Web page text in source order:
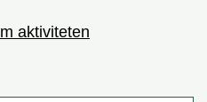
aktiviteten